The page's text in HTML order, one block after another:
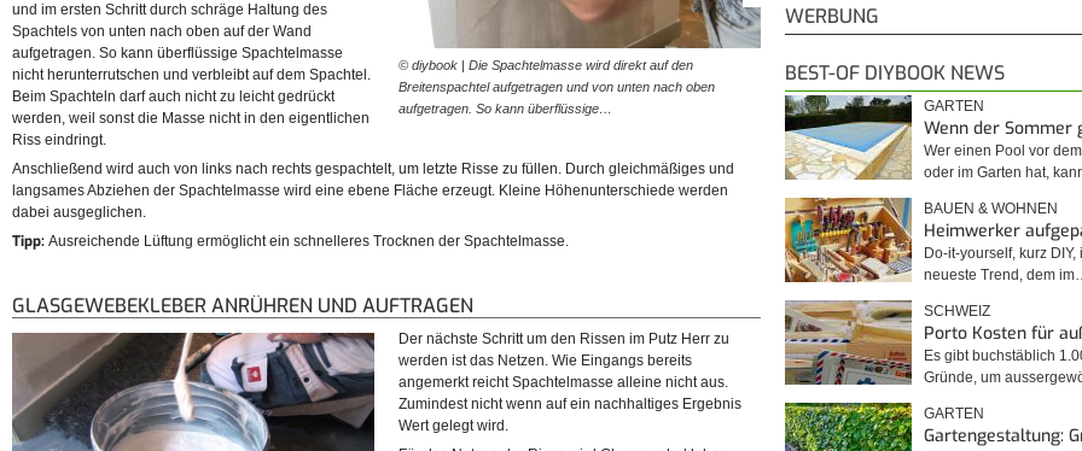
© diybook | Die Spachtelmasse wird direkt auf den
Breitenspachtel aufgetragen und von unten nach oben
aufgetragen. So kann überflüssige…
© diybook | Dieselben Schritte werden auch von links
zu füllen. Führen Sie…
und im ersten Schritt durch schräge Haltung des
Spachtels von unten nach oben auf der Wand
aufgetragen. So kann überflüssige Spachtelmasse
nicht herunterrutschen und verbleibt auf dem Spachtel.
Beim Spachteln darf auch nicht zu leicht gedrückt
werden, weil sonst die Masse nicht in den eigentlichen
Riss eindringt.
Anschließend wird auch von links nach rechts gespachtelt, um letzte Risse zu füllen. Durch gleichmäßiges und
langsames Abziehen der Spachtelmasse wird eine ebene Fläche erzeugt. Kleine Höhenunterschiede werden
dabei ausgeglichen.
Tipp: Ausreichende Lüftung ermöglicht ein schnelleres Trocknen der Spachtelmasse.
GLASGEWEBEKLEBER ANRÜHREN UND AUFTRAGEN
Der nächste Schritt um den Rissen im Putz Herr zu
werden ist das Netzen. Wie Eingangs bereits
angemerkt reicht Spachtelmasse alleine nicht aus.
Zumindest nicht wenn auf ein nachhaltiges Ergebnis
Wert gelegt wird.
WERBUNG
BEST-OF DIYBOOK NEWS
GARTEN
Wenn der Sommer
Wer einen Pool vor
oder im Garten hat,
BAUEN & WOHNEN
Heimwerker
Do-it-yourself, kurz DIY,
neueste Trend, dem
SCHWEIZ
Porto Kosten für
Es gibt buchstäblich
Gründe, um
GARTEN
Gartengestaltung: